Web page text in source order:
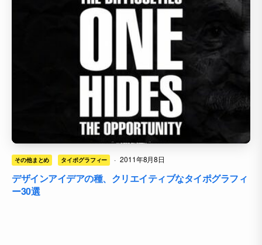
その他まとめ タイポグラフィー · 2011年8月8日
デザインアイデアの種、クリエイティブなタイポグラフィ
ー30選